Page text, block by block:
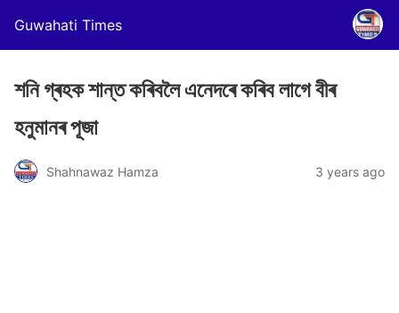
Guwahati Times
শনি গ্ৰহক শান্ত কৰিবলৈ এনেদৰে কৰিব লাগে বীৰ
হনুমানৰ পূজা
Shahnawaz Hamza 3 years ago